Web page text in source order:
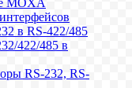
MOXA
в RS-422/485
422/485 в
RS-232, RS-